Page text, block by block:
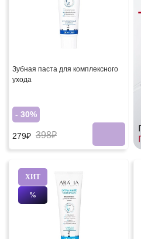
Зубная паста для комплексного
ухода
- 30%
279₽ 398₽
ХИТ
%